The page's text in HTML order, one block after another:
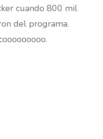
cuando 800 mil
del programa.